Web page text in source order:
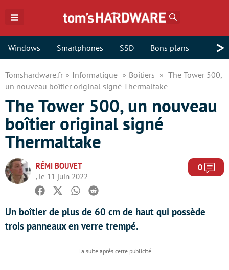
Windows Smartphones SSD Bons plans >
Tomshardware.fr Informatique Boitiers
The Tower 500,
un nouveau boîtier original signé Thermaltake
The Tower 500, un nouveau
boîtier original signé
Thermaltake
RÉMI BOUVET
, le 11 juin 2022
0
Facebook
TwitterWhatsapp
Reddit
Un boîtier de plus de 60 cm de haut qui possède
trois panneaux en verre trempé.